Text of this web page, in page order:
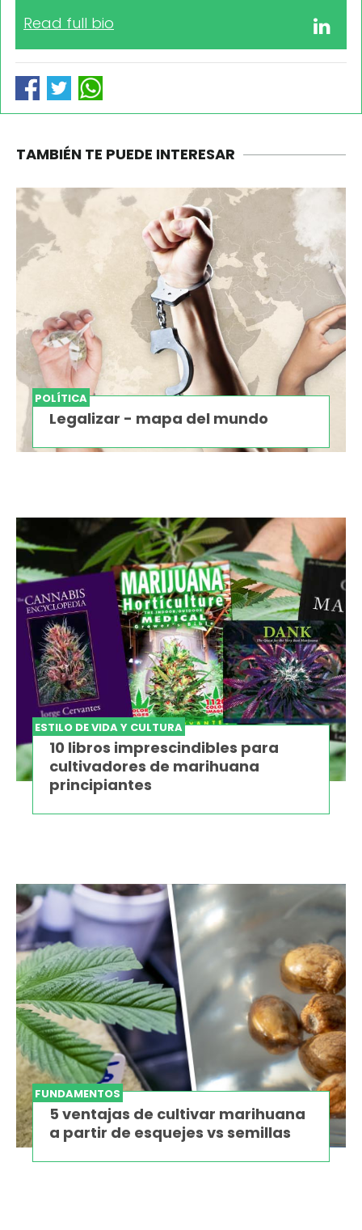
Read full bio
TAMBIÉN TE PUEDE INTERESAR
POLÍTICA
Legalizar - mapa del mundo
ESTILO DE VIDA Y CULTURA
10 libros imprescindibles para
cultivadores de marihuana
principiantes
FUNDAMENTOS
5 ventajas de cultivar marihuana
a partir de esquejes vs semillas